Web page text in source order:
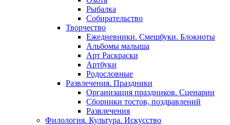
Рыбалка
Собирательство
Творчество
Ежедневники. Смешбуки. Блокноты
Альбомы малыша
Арт Раскраски
Артбуки
Родословные
Развлечения. Праздники
Организация праздников. Сценарии
Сборники тостов, поздравлений
Развлечения
Филология. Культура. Искусство